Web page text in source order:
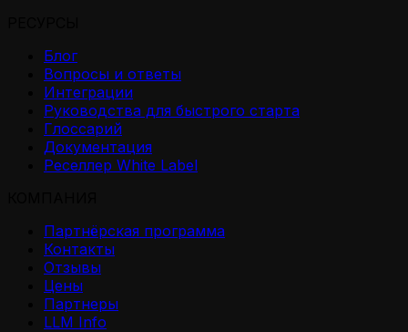
Блог
Вопросы и ответы
Интеграции
Руководства для быстрого старта
Глоссарий
Документация
Реселлер White Label
Партнёрская программа
Контакты
Отзывы
Цены
Партнеры
LLM Info